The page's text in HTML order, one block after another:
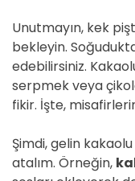
Unutmayın, kek
bekleyin.
edebilirsiniz.
serpmek veya
fikir. İşte,
Şimdi, gelin
atalım. Örneğin,